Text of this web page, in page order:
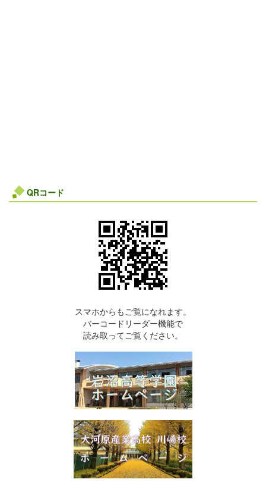
QRコード
スマホからもご覧になれます。
バーコードリーダー機能で
読み取ってご覧ください。